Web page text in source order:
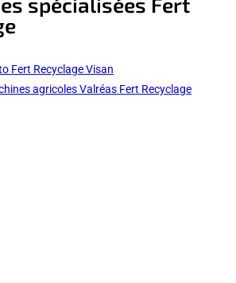
Fert Recyclage Visan
agricoles Valréas Fert Recyclage